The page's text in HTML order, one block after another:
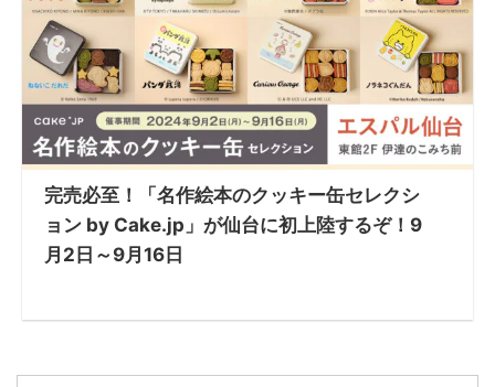
完売必至！「名作絵本のクッキー缶セレクシ
ョン by Cake.jp」が仙台に初上陸するぞ！9
月2日～9月16日